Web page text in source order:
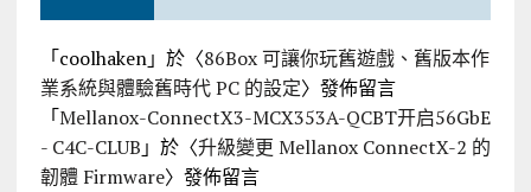
「coolhaken」於〈86Box 可讓你玩舊遊戲、舊版本作
業系統與體驗舊時代 PC 的設定〉發佈留言
「Mellanox-ConnectX3-MCX353A-QCBT开启56GbE
- C4C-CLUB 」於〈升級變更 Mellanox ConnectX-2 的
韌體 Firmware〉發佈留言